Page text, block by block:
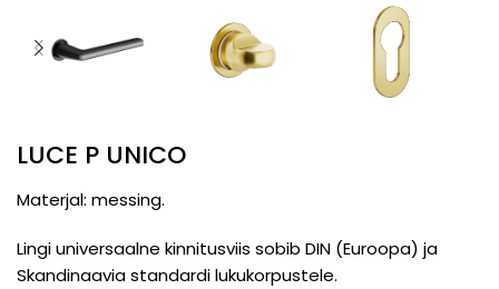
LUCE P UNICO
Materjal: messing.
Lingi universaalne kinnitusviis sobib DIN (Euroopa) ja
Skandinaavia standardi lukukorpustele.